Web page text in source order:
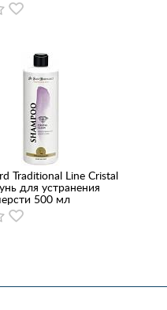
Traditional Line Cristal
для устранения
500 мл